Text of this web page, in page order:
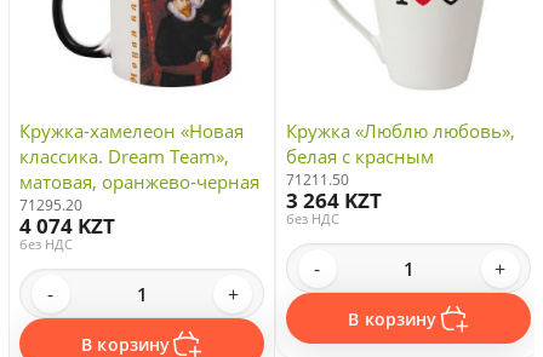
Кружка-хамелеон «Новая
классика. Dream Team»,
матовая, оранжево-черная
71295.20
4 074 KZT
без НДС
- +
В корзину
Кружка «Люблю любовь»,
белая с красным
71211.50
3 264 KZT
без НДС
- +
В корзину